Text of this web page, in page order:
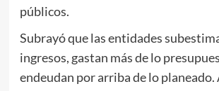
públicos.
Subrayó que las entidades
ingresos, gastan más de lo
endeudan por arriba de lo planeado.